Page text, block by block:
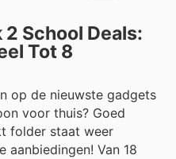
School Deals:
Tot 8
op de nieuwste gadgets
voor thuis? Goed
folder staat weer
Van 18